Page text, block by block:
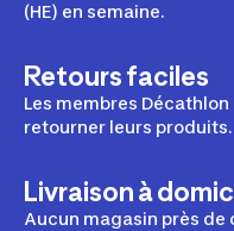
(HE) en semaine.
Retours faciles
Les membres
retourner leurs produits.
Livraison à
Aucun magasin près de